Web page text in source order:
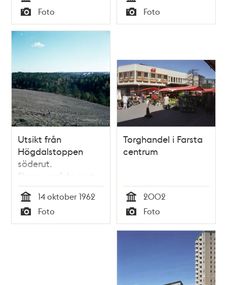
Tid
Typ
Foto Tid
Typ
Foto
Utsikt från
Högdalstoppen
söderut.
Skogsområde mot
Farsta och Fagersjö.
Tid
14 oktober 1962
Typ
Foto
Torghandel i Farsta
centrum
Tid
2002
Typ
Foto